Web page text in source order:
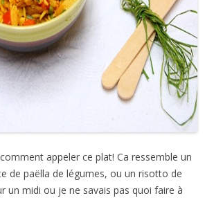
appeler ce plat! Ca ressemble un
de paëlla de légumes, ou un risotto de
un midi ou je ne savais pas quoi faire à